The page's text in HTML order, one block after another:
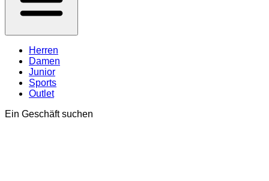
Herren
Damen
Junior
Sports
Outlet
Ein Geschäft suchen